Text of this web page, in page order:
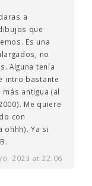
a
que
Es una
no
Alguna tenía
intro bastante
antigua (al
Me quiere
con
ohhh). Ya si
2023 at 22:06